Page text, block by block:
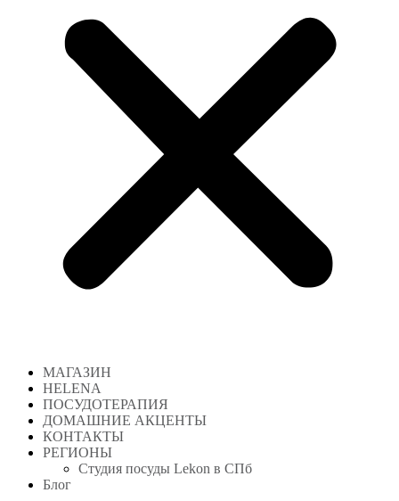
МАГАЗИН
HELENA
ПОСУДОТЕРАПИЯ
ДОМАШНИЕ АКЦЕНТЫ
КОНТАКТЫ
РЕГИОНЫ
Студия посуды Lekon в СПб
Блог